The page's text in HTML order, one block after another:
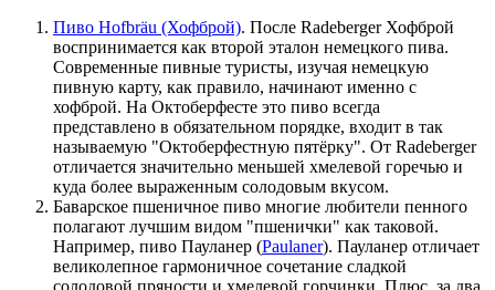
Пиво Hofbräu (Хофброй). После Radeberger Хофброй
воспринимается как второй эталон немецкого пива.
Современные пивные туристы, изучая немецкую
пивную карту, как правило, начинают именно с
хофброй. На Октоберфесте это пиво всегда
представлено в обязательном порядке, входит в так
называемую "Октоберфестную пятёрку". От Radeberger
отличается значительно меньшей хмелевой горечью и
куда более выраженным солодовым вкусом.
Баварское пшеничное пиво многие любители пенного
полагают лучшим видом "пшенички" как таковой.
Например, пиво Пауланер (Paulaner). Пауланер отличает
великолепное гармоничное сочетание сладкой
солодовой пряности и хмелевой горчинки. Плюс, за два